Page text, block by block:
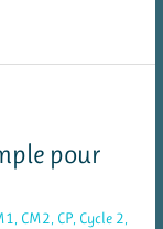
pour
, CM2, CP, Cycle 2,